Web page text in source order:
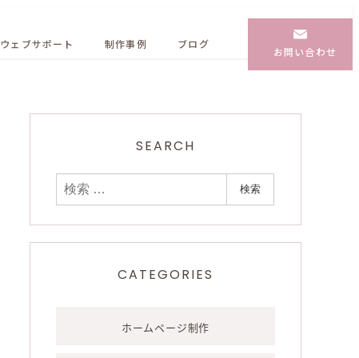
ウェブサポート 制作事例 ブログ
お問い合わせ
SEARCH
検
索
検索
CATEGORIES
ホームページ制作